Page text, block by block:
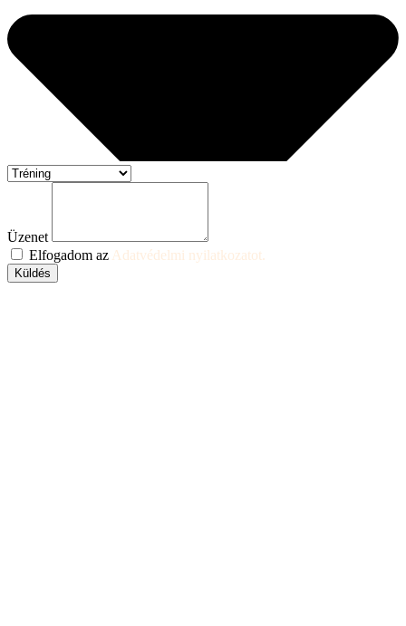
Üzenet
Elfogadom az Adatvédelmi nyilatkozatot.
Küldés